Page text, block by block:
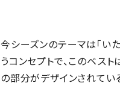
今シーズンのテーマは「い
うコンセプトで、このベス
の部分がデザインされてい